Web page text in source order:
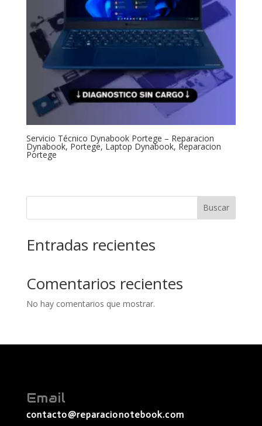
Servicio Técnico Dynabook Portege – Reparacion
Dynabook, Portege, Laptop Dynabook, Reparacion
Portege
Buscar
Entradas recientes
Comentarios recientes
No hay comentarios que mostrar.
Email
contacto@reparacionotebook.com